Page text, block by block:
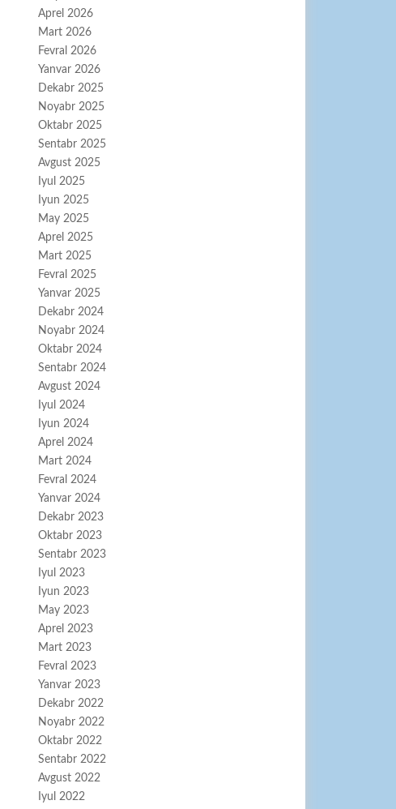
Aprel 2026
Mart 2026
Fevral 2026
Yanvar 2026
Dekabr 2025
Noyabr 2025
Oktabr 2025
Sentabr 2025
Avgust 2025
Iyul 2025
Iyun 2025
May 2025
Aprel 2025
Mart 2025
Fevral 2025
Yanvar 2025
Dekabr 2024
Noyabr 2024
Oktabr 2024
Sentabr 2024
Avgust 2024
Iyul 2024
Iyun 2024
Aprel 2024
Mart 2024
Fevral 2024
Yanvar 2024
Dekabr 2023
Oktabr 2023
Sentabr 2023
Iyul 2023
Iyun 2023
May 2023
Aprel 2023
Mart 2023
Fevral 2023
Yanvar 2023
Dekabr 2022
Noyabr 2022
Oktabr 2022
Sentabr 2022
Avgust 2022
Iyul 2022